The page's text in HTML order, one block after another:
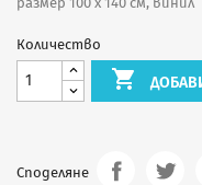
Количество

Споделяне